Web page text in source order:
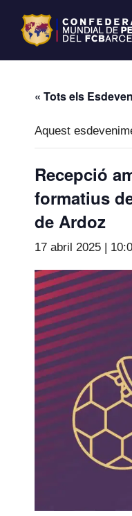
« Tots els
Aquest
Recepció
formatius
de Ardoz
17 abril 2025 |